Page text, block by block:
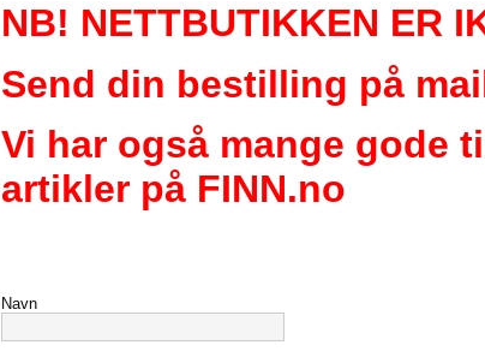
NB! NETTBUTIKKEN ER
Send din bestilling på
Vi har også mange gode
artikler på FINN.no
Navn